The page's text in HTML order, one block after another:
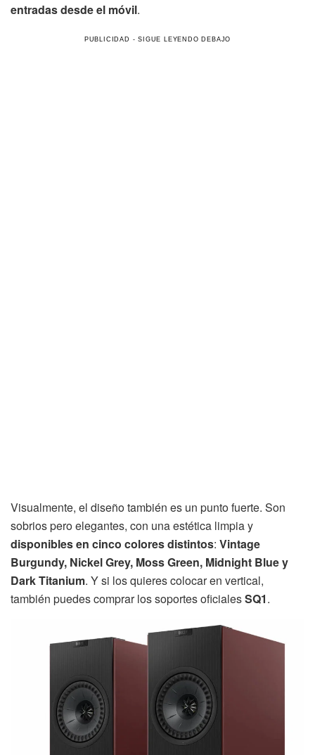
entradas desde el móvil.
Visualmente, el diseño también es un punto fuerte. Son
sobrios pero elegantes, con una estética limpia y
disponibles en cinco colores distintos: Vintage
Burgundy, Nickel Grey, Moss Green, Midnight Blue y
Dark Titanium. Y si los quieres colocar en vertical,
también puedes comprar los soportes oficialesSQ1.